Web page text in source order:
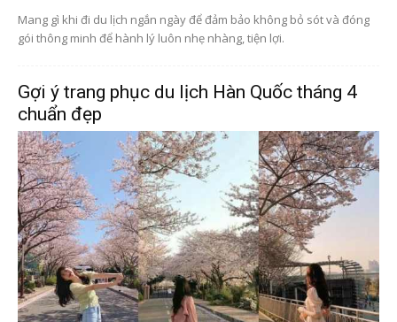
Mang gì khi đi du lịch ngắn ngày để đảm bảo không bỏ sót và đóng
gói thông minh để hành lý luôn nhẹ nhàng, tiện lợi.
Gợi ý trang phục du lịch Hàn Quốc tháng 4
chuẩn đẹp